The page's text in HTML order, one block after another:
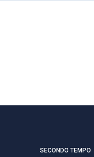
SECONDO TEMPO